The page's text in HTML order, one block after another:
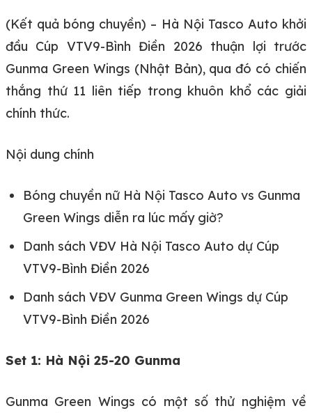
(Kết quả bóng chuyền) – Hà Nội Tasco Auto khởi
đầu Cúp VTV9-Bình Điền 2026 thuận lợi trước
Gunma Green Wings (Nhật Bản), qua đó có chiến
thắng thứ 11 liên tiếp trong khuôn khổ các giải
chính thức.
Nội dung chính
Bóng chuyền nữ Hà Nội Tasco Auto vs Gunma
Green Wings diễn ra lúc mấy giờ?
Danh sách VĐV Hà Nội Tasco Auto dự Cúp
VTV9-Bình Điền 2026
Danh sách VĐV Gunma Green Wings dự Cúp
VTV9-Bình Điền 2026
Set 1: Hà Nội 25-20 Gunma
Gunma Green Wings có một số thử nghiệm về